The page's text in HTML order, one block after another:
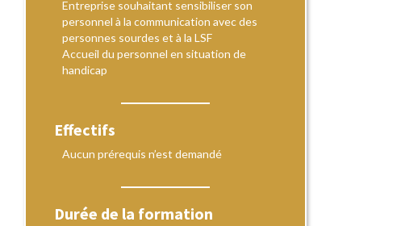
Entreprise souhaitant sensibiliser son
personnel à la communication avec des
personnes sourdes et à la LSF
Accueil du personnel en situation de
handicap
Effectifs
Aucun prérequis n’est demandé
Durée de la formation